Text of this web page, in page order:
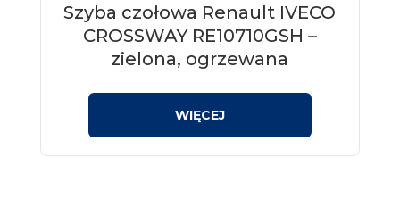
Szyba czołowa Renault IVECO
CROSSWAY RE10710GSH –
zielona, ogrzewana